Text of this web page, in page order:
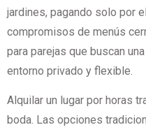
jardines, pagando solo por
compromisos de menús
para parejas que buscan
entorno privado y flexible.
Alquilar un lugar por horas
boda. Las opciones